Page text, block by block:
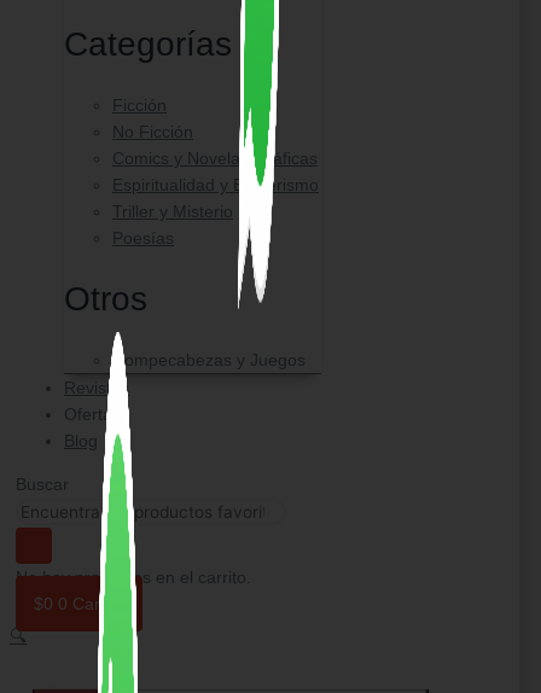
Categorías
Ficción
No Ficción
Comics y Novelas Gráficas
Espiritualidad y Esoterismo
Triller y Misterio
Poesías
Otros
Rompecabezas y Juegos
Revistas
Ofertas
Blog
Buscar
No hay productos en el carrito.
$0 0 Carrito
🔍